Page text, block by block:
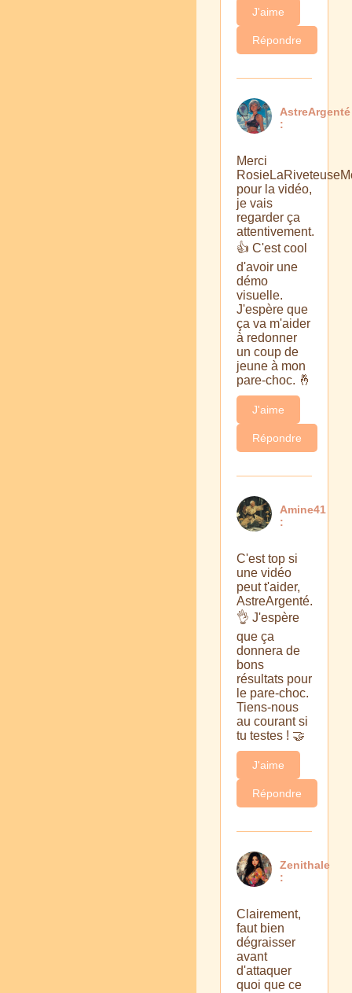
J'aime
Répondre
AstreArgenté
:
Merci
pour la vidéo,
je vais
regarder ça
attentivement.
👍 C'est cool
d'avoir une
démo
visuelle.
J'espère que
ça va m'aider
à redonner
un coup de
jeune à mon
pare-choc. 🤞
J'aime
Répondre
Amine41
:
C'est top si
une vidéo
peut t'aider,
AstreArgenté.
👌 J'espère
que ça
donnera de
bons
résultats pour
le pare-choc.
Tiens-nous
au courant si
tu testes ! 🤝
J'aime
Répondre
Zenithale
:
Clairement,
faut bien
dégraisser
avant
d'attaquer
quoi que ce